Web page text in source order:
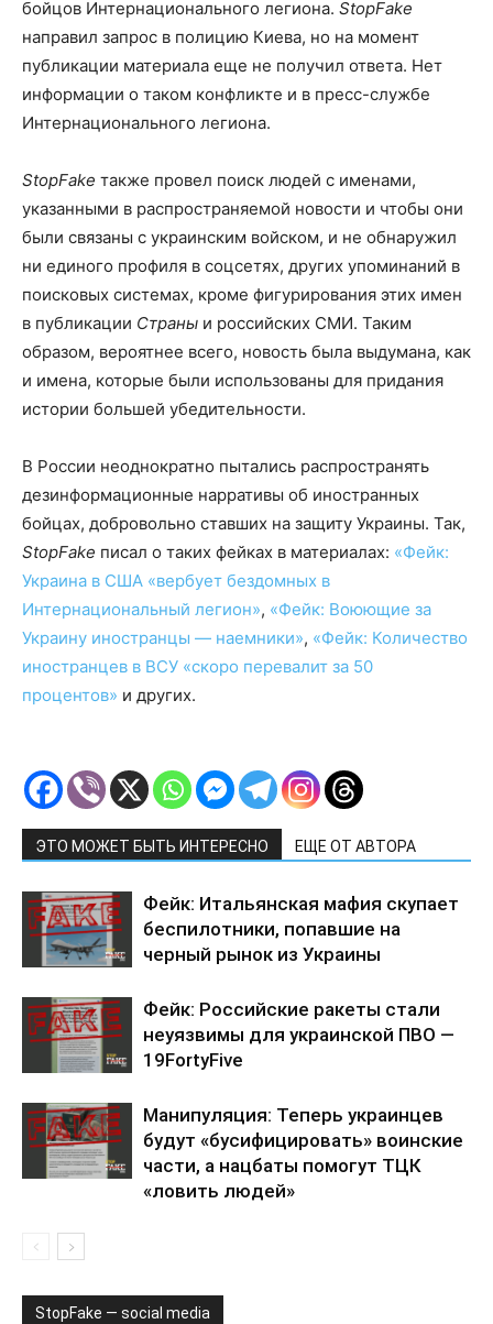
бойцов Интернационального легиона. StopFake
направил запрос в полицию Киева, но на момент
публикации материала еще не получил ответа. Нет
информации о таком конфликте и в пресс-службе
Интернационального легиона.
StopFake также провел поиск людей с именами,
указанными в распространяемой новости и чтобы они
были связаны с украинским войском, и не обнаружил
ни единого профиля в соцсетях, других упоминаний в
поисковых системах, кроме фигурирования этих имен
в публикации Страны и российских СМИ. Таким
образом, вероятнее всего, новость была выдумана, как
и имена, которые были использованы для придания
истории большей убедительности.
В России неоднократно пытались распространять
дезинформационные нарративы об иностранных
бойцах, добровольно ставших на защиту Украины. Так,
StopFake писал о таких фейках в материалах: «Фейк:
Украина в США «вербует бездомных в
Интернациональный легион», «Фейк: Воюющие за
Украину иностранцы — наемники», «Фейк: Количество
иностранцев в ВСУ «скоро перевалит за 50
процентов» и других.
ЭТО МОЖЕТ БЫТЬ ИНТЕРЕСНО ЕЩЕ ОТ АВТОРА
Фейк: Итальянская мафия скупает
беспилотники, попавшие на
черный рынок из Украины
Фейк: Российские ракеты стали
неуязвимы для украинской ПВО —
19FortyFive
Манипуляция: Теперь украинцев
будут «бусифицировать» воинские
части, а нацбаты помогут ТЦК
«ловить людей»
StopFake — social media